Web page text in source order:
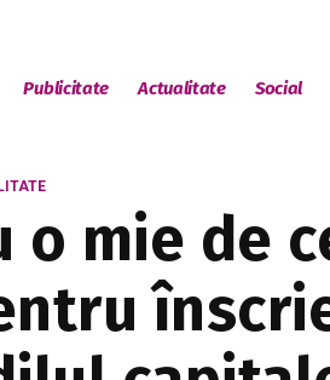
Publicitate Actualitate Social
o mie de